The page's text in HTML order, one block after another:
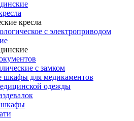
кресла
с электроприводом
с замком
для медикаментов
одежды
шкафы